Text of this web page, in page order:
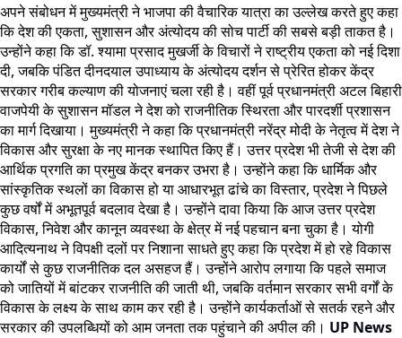
अपने संबोधन में मुख्यमंत्री ने भाजपा की वैचारिक यात्रा का उल्लेख करते हुए कहा
कि देश की एकता, सुशासन और अंत्योदय की सोच पार्टी की सबसे बड़ी ताकत है।
उन्होंने कहा कि डॉ. श्यामा प्रसाद मुखर्जी के विचारों ने राष्ट्रीय एकता को नई दिशा
दी, जबकि पंडित दीनदयाल उपाध्याय के अंत्योदय दर्शन से प्रेरित होकर केंद्र
सरकार गरीब कल्याण की योजनाएं चला रही है। वहीं पूर्व प्रधानमंत्री अटल बिहारी
वाजपेयी के सुशासन मॉडल ने देश को राजनीतिक स्थिरता और पारदर्शी प्रशासन
का मार्ग दिखाया। मुख्यमंत्री ने कहा कि प्रधानमंत्री नरेंद्र मोदी के नेतृत्व में देश ने
विकास और सुरक्षा के नए मानक स्थापित किए हैं। उत्तर प्रदेश भी तेजी से देश की
आर्थिक प्रगति का प्रमुख केंद्र बनकर उभरा है। उन्होंने कहा कि धार्मिक और
सांस्कृतिक स्थलों का विकास हो या आधारभूत ढांचे का विस्तार, प्रदेश ने पिछले
कुछ वर्षों में अभूतपूर्व बदलाव देखा है। उन्होंने दावा किया कि आज उत्तर प्रदेश
विकास, निवेश और कानून व्यवस्था के क्षेत्र में नई पहचान बना चुका है। योगी
आदित्यनाथ ने विपक्षी दलों पर निशाना साधते हुए कहा कि प्रदेश में हो रहे विकास
कार्यों से कुछ राजनीतिक दल असहज हैं। उन्होंने आरोप लगाया कि पहले समाज
को जातियों में बांटकर राजनीति की जाती थी, जबकि वर्तमान सरकार सभी वर्गों के
विकास के लक्ष्य के साथ काम कर रही है। उन्होंने कार्यकर्ताओं से सतर्क रहने और
सरकार की उपलब्धियों को आम जनता तक पहुंचाने की अपील की। UP News